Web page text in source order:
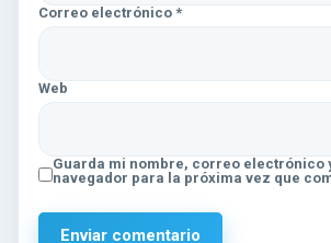
Correo electrónico *
Web
Guarda mi nombre, correo electrónico
navegador para la próxima vez que